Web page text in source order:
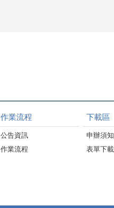
作業流程
公告資訊
作業流程
下載區
申辦須知
表單下載